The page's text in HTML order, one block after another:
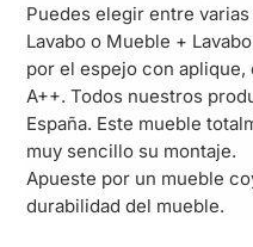
Puedes elegir entre
Lavabo o Mueble +
por el espejo con
A++. Todos nuestros
España. Este mueble
muy sencillo su montaje.
Apueste por un mueble
durabilidad del mueble.